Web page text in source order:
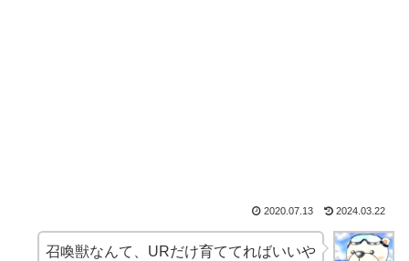
2020.07.13 2024.03.22
召喚獣なんて、URだけ育ててればいいや